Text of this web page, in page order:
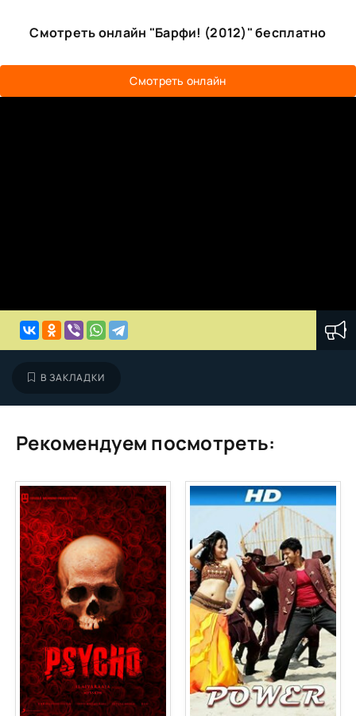
Смотреть онлайн "Барфи! (2012)" бесплатно
Смотреть онлайн
В ЗАКЛАДКИ
Рекомендуем посмотреть: